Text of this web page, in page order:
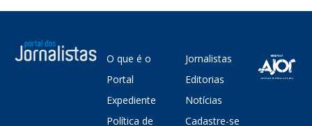
O que é o
Portal
Expediente
Política de
Jornalistas
Editorias
Notícias
Cadastre-se